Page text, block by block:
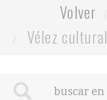
Volver
Vélez cultural